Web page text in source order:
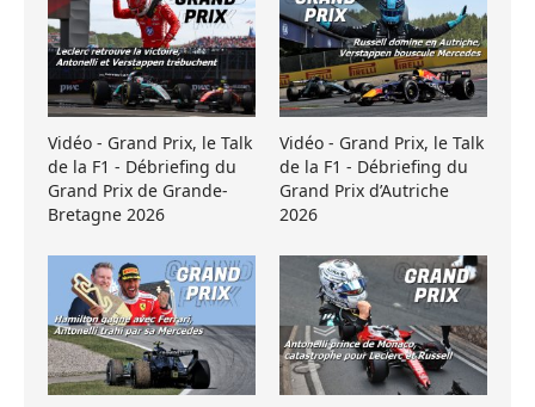
Vidéo - Grand Prix, le Talk
de la F1 - Débriefing du
Grand Prix de Grande-
Bretagne 2026
Vidéo - Grand Prix, le Talk
de la F1 - Débriefing du
Grand Prix d’Autriche
2026